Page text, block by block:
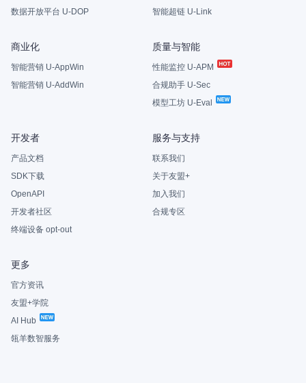
数据开放平台 U-DOP
智能超链 U-Link
商业化
智能营销 U-AppWin
智能营销 U-AddWin
质量与智能
性能监控 U-APM
合规助手 U-Sec
模型工坊 U-Eval
开发者
产品文档
SDK下载
OpenAPI
开发者社区
终端设备 opt-out
服务与支持
联系我们
关于友盟+
加入我们
合规专区
更多
官方资讯
友盟+学院
AI Hub
瓴羊数智服务